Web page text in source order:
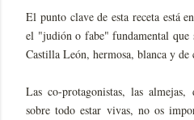
El punto clave de esta receta está
el "judión o fabe" fundamental que
Castilla León, hermosa, blanca y de
Las co-protagonistas, las almejas,
sobre todo estar vivas, no os